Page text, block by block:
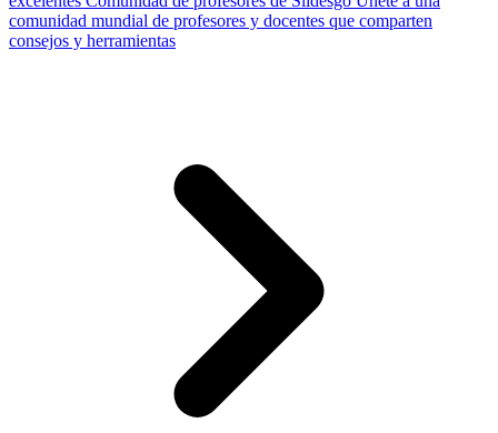
comunidad mundial de profesores y docentes que comparten
consejos y herramientas